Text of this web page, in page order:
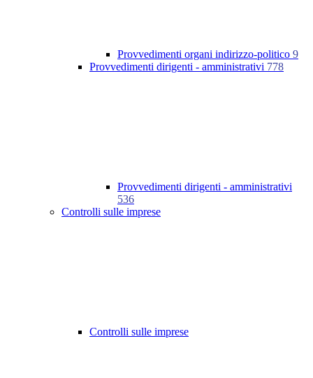
Provvedimenti organi indirizzo-politico 9
Provvedimenti dirigenti - amministrativi 778
Provvedimenti dirigenti - amministrativi
536
Controlli sulle imprese
Controlli sulle imprese